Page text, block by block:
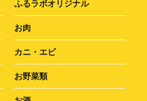
ふるラボオリジナル
お肉
カニ・エビ
お野菜類